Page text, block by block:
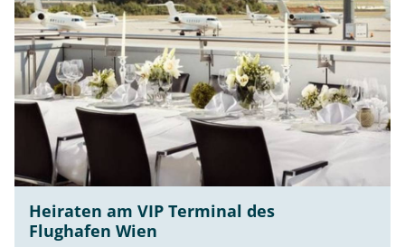
Heiraten am VIP Terminal des
Flughafen Wien